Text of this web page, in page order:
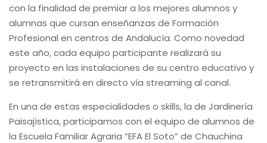
con la finalidad de premiar a los mejores alumnos y
alumnas que cursan enseñanzas de Formación
Profesional en centros de Andalucía. Como novedad
este año, cada equipo participante realizará su
proyecto en las instalaciones de su centro educativo y
se retransmitirá en directo vía streaming al canal.
En una de estas especialidades o skills, la de Jardinería
Paisajística, participamos con el equipo de alumnos de
la Escuela Familiar Agraria “EFA El Soto” de Chauchina